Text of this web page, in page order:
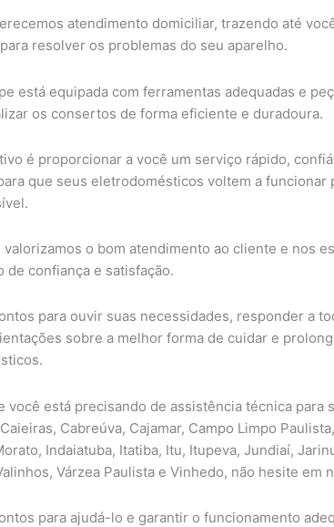
atendimento domiciliar, trazendo até
resolver os problemas do seu aparelho.
está equipada com ferramentas adequadas e
os consertos de forma eficiente e duradoura.
é proporcionar a você um serviço rápido,
que seus eletrodomésticos voltem a funcionar
valorizamos o bom atendimento ao cliente e nos
de confiança e satisfação.
para ouvir suas necessidades, responder a
sobre a melhor forma de cuidar e
você está precisando de assistência técnica para
Cabreúva, Cajamar, Campo Limpo
Indaiatuba, Itatiba, Itu, Itupeva, Jundiaí,
Várzea Paulista e Vinhedo, não hesite em
para ajudá-lo e garantir o funcionamento